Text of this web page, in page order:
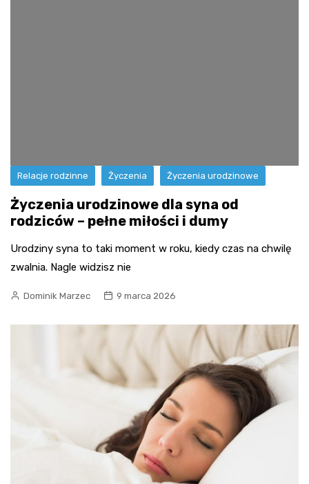
Relacje rodzinne Życzenia Życzenia urodzinowe
Życzenia urodzinowe dla syna od
rodziców – pełne miłości i dumy
Urodziny syna to taki moment w roku, kiedy czas na chwilę
zwalnia. Nagle widzisz nie
Dominik Marzec 9 marca 2026